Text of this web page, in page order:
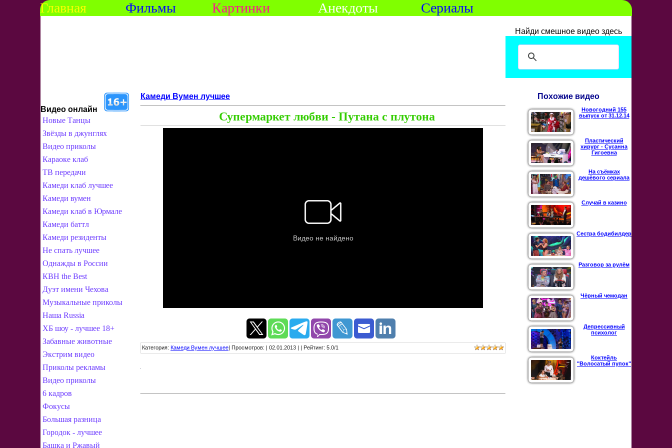
Главная Фильмы Картинки Анекдоты Сериалы
Найди смешное видео здесь
Видео онлайн
Новые Танцы
Звёзды в джунглях
Видео приколы
Караоке клаб
ТВ передачи
Камеди клаб лучшее
Камеди вумен
Камеди клаб в Юрмале
Камеди баттл
Камеди резиденты
Не спать лучшее
Однажды в России
КВН the Best
Дуэт имени Чехова
Музыкальные приколы
Наша Russia
ХБ шоу - лучшее 18+
Забавные животные
Экстрим видео
Приколы рекламы
Видео приколы
6 кадров
Фокусы
Большая разница
Городок - лучшее
Башка и Ржавый
Камеди Вумен лучшее
Супермаркет любви - Путана с плутона
Категория: Камеди Вумен лучшее| Просмотров: | 02.01.2013 | | Рейтинг: 5.0/1
Похожие видео
Новогодний 155
выпуск от 31.12.14
Пластический
хирург - Сусанна
Гигоевна
На съёмках
дешёвого сериала
Случай в казино
Сестра бодибилдер
Разговор за рулём
Чёрный чемодан
Депрессивный
психолог
Коктейль
"Волосатый пупок"